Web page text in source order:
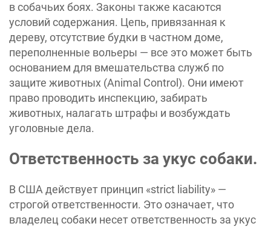
в собачьих боях. Законы также касаются
условий содержания. Цепь, привязанная к
дереву, отсутствие будки в частном доме,
переполненные вольеры — все это может быть
основанием для вмешательства служб по
защите животных (Animal Control). Они имеют
право проводить инспекцию, забирать
животных, налагать штрафы и возбуждать
уголовные дела.
Ответственность за укус собаки.
В США действует принцип «strict liability» —
строгой ответственности. Это означает, что
владелец собаки несет ответственность за укус